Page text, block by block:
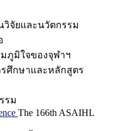
วิจัยและนวัตกรรม
ภูมิใจของจุฬาฯ
รศึกษาและหลักสูตร
รม
The 166th ASAIHL